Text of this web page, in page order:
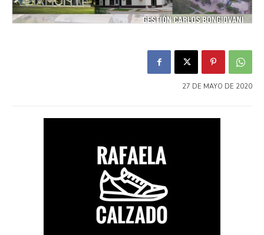
27 DE MAYO DE 2020